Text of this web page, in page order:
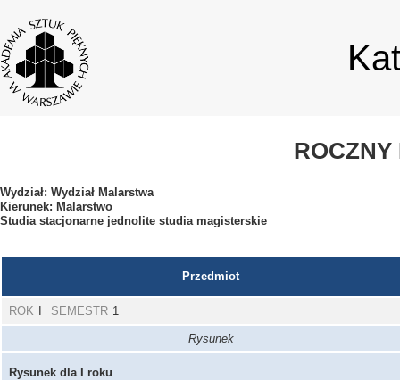
Wydział: Wydział Malarstwa
Kierunek: Malarstwo
Studia stacjonarne jednolite studia magisterskie
Przedmiot
ROK SEMESTR 1
Rysunek
Rysunek dla I roku